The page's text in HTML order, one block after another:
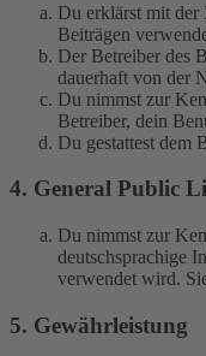
Du erklärst mit der
Beiträgen
Der Betreiber des
dauerhaft von der
Du nimmst zur
Betreiber, dein
Du gestattest dem
4. General Public
Du nimmst zur
deutschsprachige
verwendet wird.
5. Gewährleistung